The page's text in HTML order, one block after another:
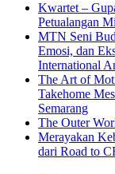
Kwartet –
Petualangan
MTN Seni
Emosi, dan
International
The Art of
Takehome
Semarang
The Outer
Merayakan
dari Road to